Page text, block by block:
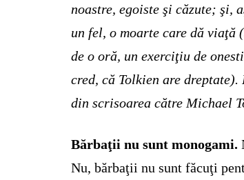
noastre, egoiste şi căzute; şi,
un fel, o moarte care dă viaţă
de o oră, un exerciţiu de
cred, că Tolkien are
din scrisoarea către Michael
Bărbaţii nu sunt monogami.
Nu, bărbaţii nu sunt făcuţi